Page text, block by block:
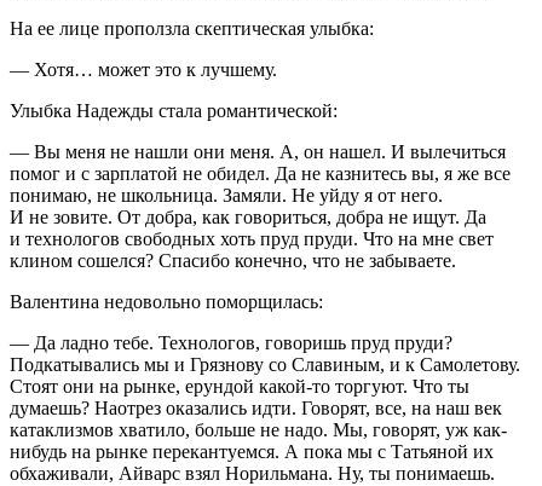
На ее лице проползла скептическая улыбка:
— Хотя… может это к лучшему.
Улыбка Надежды стала романтической:
— Вы меня не нашли они меня. А, он нашел. И вылечиться
помог и с зарплатой не обидел. Да не казнитесь вы, я же все
понимаю, не школьница. Замяли. Не уйду я от него.
И не зовите. От добра, как говориться, добра не ищут. Да
и технологов свободных хоть пруд пруди. Что на мне свет
клином сошелся? Спасибо конечно, что не забываете.
Валентина недовольно поморщилась:
— Да ладно тебе. Технологов, говоришь пруд пруди?
Подкатывались мы и Грязнову со Славиным, и к Самолетову.
Стоят они на рынке, ерундой какой-то торгуют. Что ты
думаешь? Наотрез оказались идти. Говорят, все, на наш век
катаклизмов хватило, больше не надо. Мы, говорят, уж как-
нибудь на рынке перекантуемся. А пока мы с Татьяной их
обхаживали, Айварс взял Норильмана. Ну, ты понимаешь.